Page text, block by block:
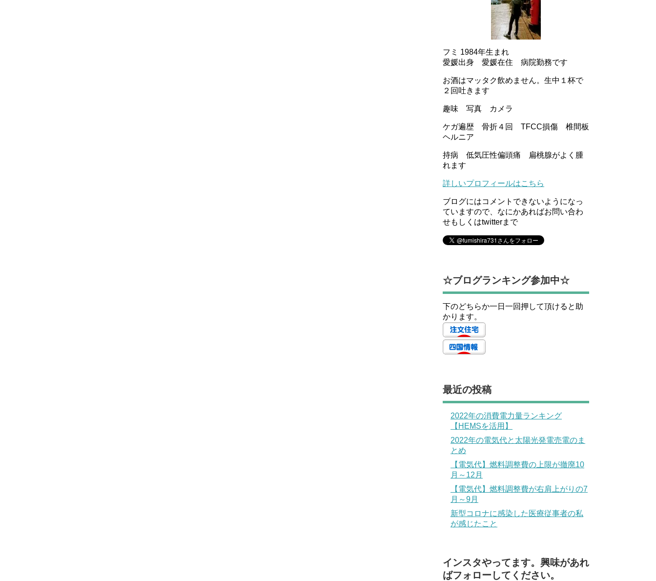
フミ 1984年生まれ
愛媛出身 愛媛在住 病院勤務です
お酒はマッタク飲めません。生中１杯で
２回吐きます
趣味 写真 カメラ
ケガ遍歴 骨折４回 TFCC損傷 椎間板
ヘルニア
持病 低気圧性偏頭痛 扁桃腺がよく腫
れます
詳しいプロフィールはこちら
ブログにはコメントできないようになっ
ていますので、なにかあればお問い合わ
せもしくはtwitterまで
☆ブログランキング参加中☆
下のどちらか一日一回押して頂けると助
かります。
最近の投稿
2022年の消費電力量ランキング
【HEMSを活用】
2022年の電気代と太陽光発電売電のま
とめ
【電気代】燃料調整費の上限が撤廃10
月～12月
【電気代】燃料調整費が右肩上がりの7
月～9月
新型コロナに感染した医療従事者の私
が感じたこと
インスタやってます。興味があれ
ばフォローしてください。